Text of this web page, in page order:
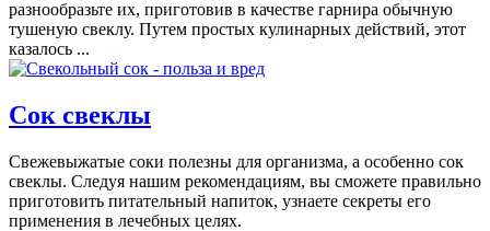
разнообразьте их, приготовив в качестве гарнира обычную
тушеную свеклу. Путем простых кулинарных действий, этот
казалось ...
Сок свеклы
Свежевыжатые соки полезны для организма, а особенно сок
свеклы. Следуя нашим рекомендациям, вы сможете правильно
приготовить питательный напиток, узнаете секреты его
применения в лечебных целях.